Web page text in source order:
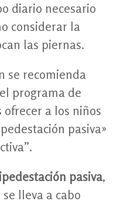
diario necesario
considerar la
las piernas.
se recomienda
programa de
a los niños
pasiva»
pasiva,
lleva a cabo